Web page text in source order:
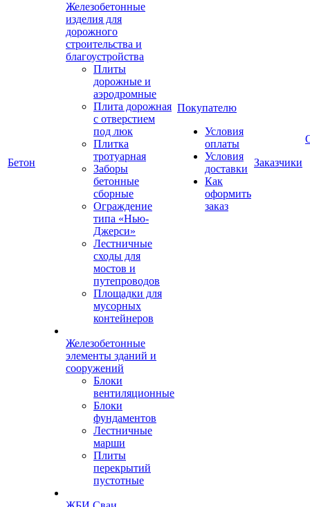
Бетон
Железобетонные
изделия для
дорожного
строительства и
благоустройства
Плиты
дорожные и
аэродромные
Плита дорожная
с отверстием
под люк
Плитка
тротуарная
Заборы
бетонные
сборные
Ограждение
типа «Нью-
Джерси»
Лестничные
сходы для
мостов и
путепроводов
Площадки для
мусорных
контейнеров
Железобетонные
элементы зданий и
сооружений
Блоки
вентиляционные
Блоки
фундаментов
Лестничные
марши
Плиты
перекрытий
пустотные
Покупателю
Условия
оплаты
Условия
доставки
Как
оформить
заказ
Заказчики